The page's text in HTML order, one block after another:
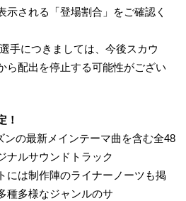
示される「登場割合」をご確認く
手につきましては、今後スカウ
ら配出を停止する可能性がござい
！
ンの最新メインテーマ曲を含む全48
ナルサウンドトラック
には制作陣のライナーノーツも掲
種多様なジャンルのサ